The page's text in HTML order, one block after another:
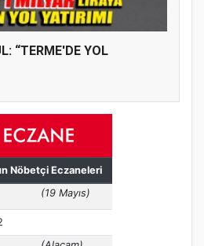
“TERME'DE YOL